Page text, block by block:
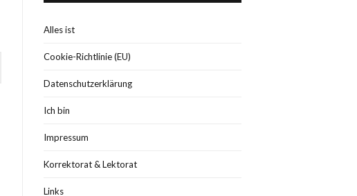
Alles ist
Cookie-Richtlinie (EU)
Datenschutzerklärung
Ich bin
Impressum
Korrektorat & Lektorat
Links